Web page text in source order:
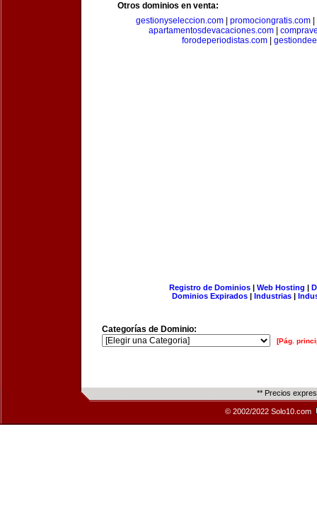
Otros dominios en venta:
gestionyseleccion.com| promociongratis.com|
apartamentosdevacaciones.com|
forodeperiodistas.com
Registro de Dominios| Web Hosting |
Dominios Expirados | Industrias |
Categorías de Dominio:
[Pág.
** Precios
© 2002/2022 Solo10.com